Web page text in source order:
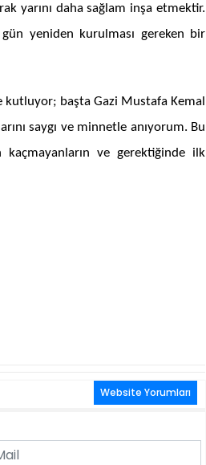
yarını daha sağlam inşa etmektir.
yeniden kurulması gereken bir
kutluyor; başta Gazi Mustafa Kemal
saygı ve minnetle anıyorum. Bu
kaçmayanların ve gerektiğinde ilk
Website Yorumları